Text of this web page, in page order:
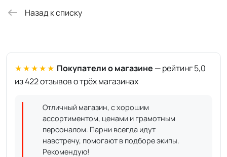
Назад к списку
★★★★★ Покупатели о магазине — рейтинг 5,0
из 422 отзывов о трёх магазинах
Отличный магазин, с хорошим
ассортиментом, ценами и грамотным
персоналом. Парни всегда идут
навстречу, помогают в подборе экипы.
Рекомендую!